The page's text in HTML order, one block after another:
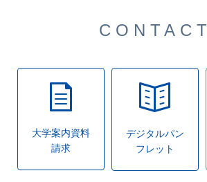
CONTACT
大学案内資料
請求
デジタルパン
フレット